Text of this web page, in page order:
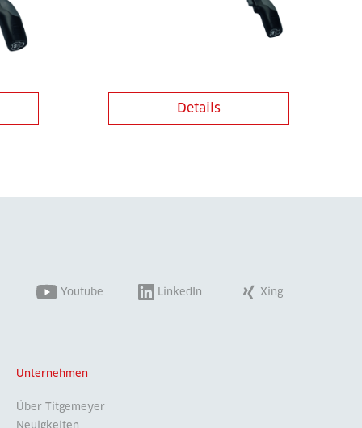
Details
Youtube LinkedIn Xing
Unternehmen
Über Titgemeyer
Neuigkeiten